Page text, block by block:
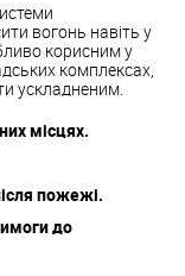
вогонь навіть у
корисним у
комплексах,
ускладненим.
місцях.
пожежі.
до